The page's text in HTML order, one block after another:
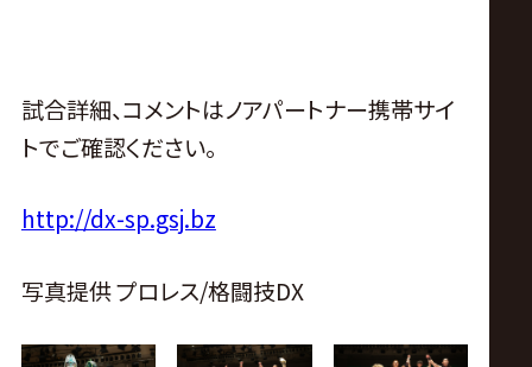
試合詳細、コメントはノアパートナー携帯サイ
トでご確認ください。
http://dx-sp.gsj.bz
写真提供 プロレス/格闘技DX